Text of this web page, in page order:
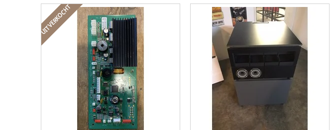
UITVERKOCHT